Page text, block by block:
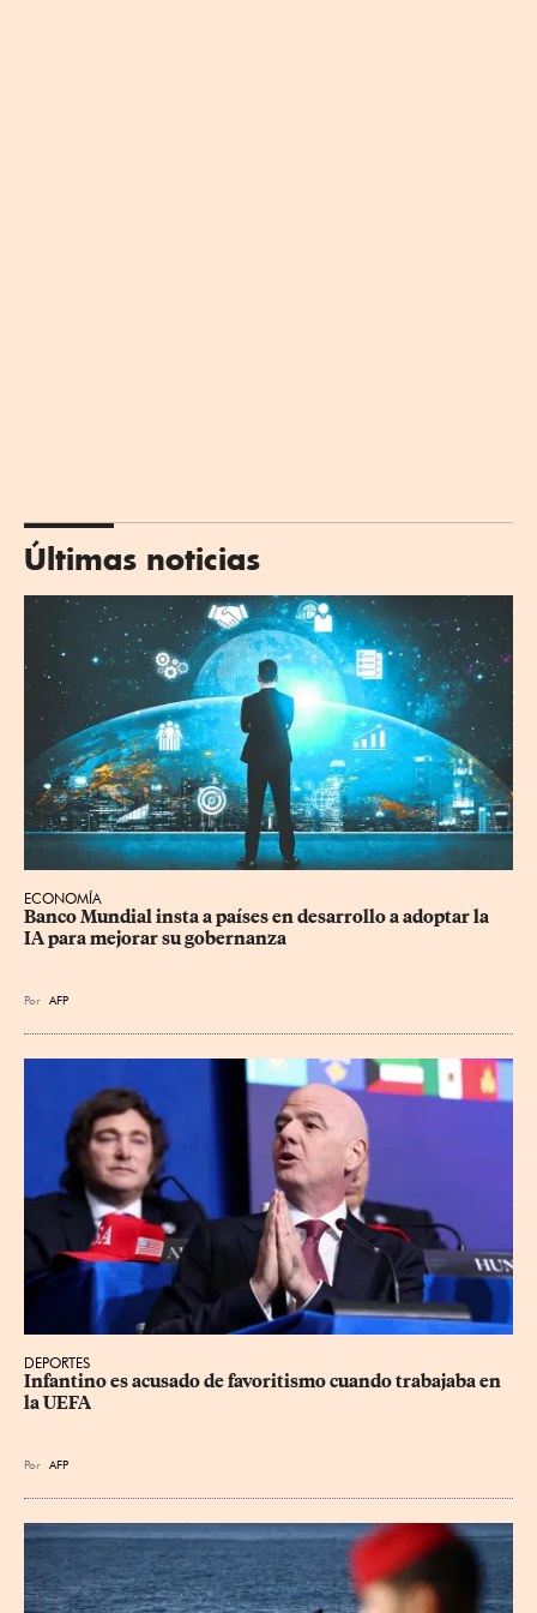
Últimas noticias
ECONOMÍA
Banco Mundial insta a países en desarrollo a adoptar la
IA para mejorar su gobernanza
Por AFP
DEPORTES
Infantino es acusado de favoritismo cuando trabajaba en
la UEFA
Por AFP